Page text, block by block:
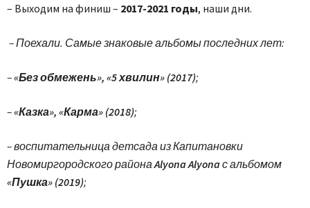
– Выходим на финиш – 2017-2021 годы, наши дни.
– Поехали. Самые знаковые альбомы последних лет:
–«Без обмежень», «5 хвилин» (2017);
–«Казка», «Карма» (2018);
– воспитательница детсада из Капитановки
Новомиргородского районаAlyona Alyonaс альбомом
«Пушка» (2019);